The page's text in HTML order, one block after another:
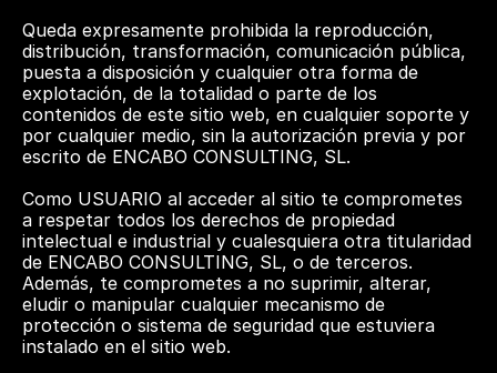
Queda expresamente prohibida la reproducción,
distribución, transformación, comunicación pública,
puesta a disposición y cualquier otra forma de
explotación, de la totalidad o parte de los
contenidos de este sitio web, en cualquier soporte y
por cualquier medio, sin la autorización previa y por
escrito de ENCABO CONSULTING, SL.
Como USUARIO al acceder al sitio te comprometes
a respetar todos los derechos de propiedad
intelectual e industrial y cualesquiera otra titularidad
de ENCABO CONSULTING, SL, o de terceros.
Además, te comprometes a no suprimir, alterar,
eludir o manipular cualquier mecanismo de
protección o sistema de seguridad que estuviera
instalado en el sitio web.